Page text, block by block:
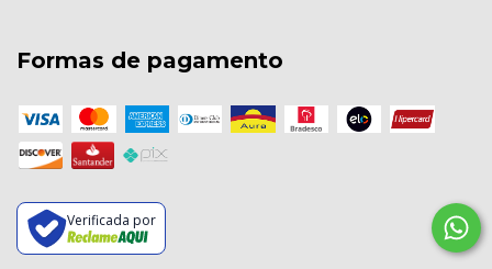
Formas de pagamento
Verificada por